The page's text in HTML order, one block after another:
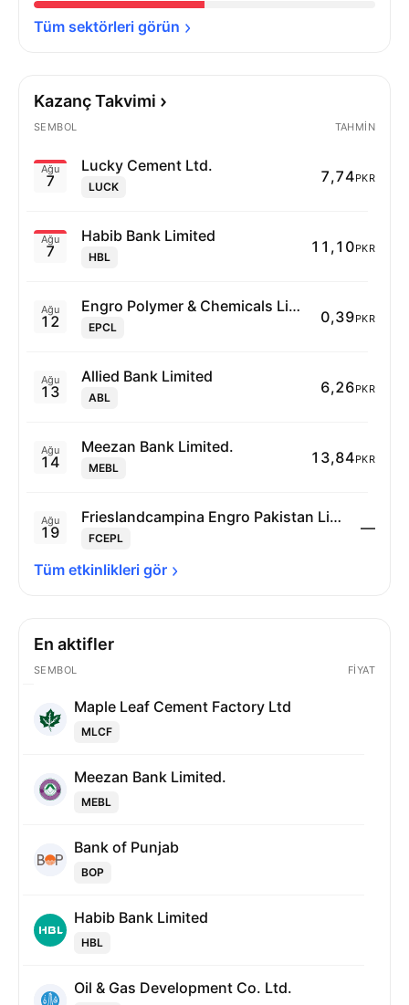
Tüm sektörleri görün
Kazanç Takvimi
SEMBOL TAHMIN
Ağu
7
Lucky Cement Ltd.
LUCK
7,74PKR
Ağu
7
Habib Bank Limited
HBL
11,10PKR
Ağu
12
Engro Polymer & Chemicals Limited
EPCL
0,39PKR
Ağu
13
Allied Bank Limited
ABL
6,26PKR
Ağu
14
Meezan Bank Limited.
MEBL
13,84PKR
Ağu
19
Frieslandcampina Engro Pakistan Limited
FCEPL
—
Tüm etkinlikleri gör
En aktifler
SEMBOL FIYAT
Maple Leaf Cement Factory Ltd
MLCF
Meezan Bank Limited.
MEBL
Bank of Punjab
BOP
Habib Bank Limited
HBL
Oil & Gas Development Co. Ltd.